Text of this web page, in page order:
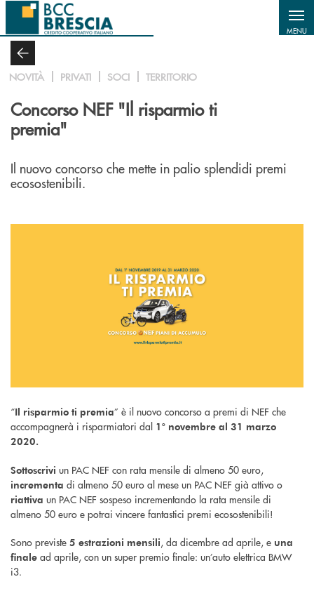
Salta al contenuto principale
MENU
NOVITÀ PRIVATI SOCI TERRITORIO
Concorso NEF "Il risparmio ti
premia"
Il nuovo concorso che mette in palio splendidi premi
ecosostenibili.
“Il risparmio ti premia” è il nuovo concorso a premi di NEF che
accompagnerà i risparmiatori dal 1° novembre al 31 marzo
2020.
Sottoscrivi un PAC NEF con rata mensile di almeno 50 euro,
incrementa di almeno 50 euro al mese un PAC NEF già attivo o
riattiva un PAC NEF sospeso incrementando la rata mensile di
almeno 50 euro e potrai vincere fantastici premi ecosostenibili!
Sono previste 5 estrazioni mensili, da dicembre ad aprile, e una
finale ad aprile, con un super premio finale: un’auto elettrica BMW
i3.